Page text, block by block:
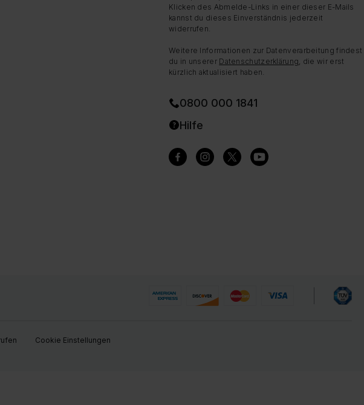
Klicken des Abmelde-Links in einer dieser E-Mails
kannst du dieses Einverständnis jederzeit
widerrufen.
Weitere Informationen zur Datenverarbeitung findest
du in unserer Datenschutzerklärung, die wir erst
kürzlich aktualisiert haben.
0800 000 1841
Hilfe
Cookie Einstellungen